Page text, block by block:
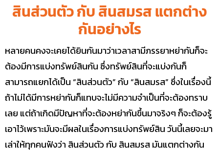
สินส่วนตัว กับ สินสมรส แตกต่าง
กันอย่างไร
หลายคนคงจะเคยได้ยินกันมาว่าเวลาสามีภรรยาหย่ากันก็จะ
ต้องมีการแบ่งทรัพย์สินกัน ซึ่งทรัพย์สินที่จะแบ่งกันก็
สามารถแยกได้เป็น “สินส่วนตัว” กับ “สินสมรส” ซึ่งในเรื่องนี้
ถ้าไม่ได้มีการหย่ากันก็แทบจะไม่มีความจำเป็นที่จะต้องทราบ
เลย แต่ถ้าเกิดมีปัญหาที่จะต้องหย่ากันขึ้นมาจริงๆ ก็จะต้องรู้
เอาไว้เพราะมันจะมีผลในเรื่องการแบ่งทรัพย์สิน วันนี้เลยจะมา
เล่าให้ทุกคนฟังว่า สินส่วนตัว กับ สินสมรส มันแตกต่างกัน